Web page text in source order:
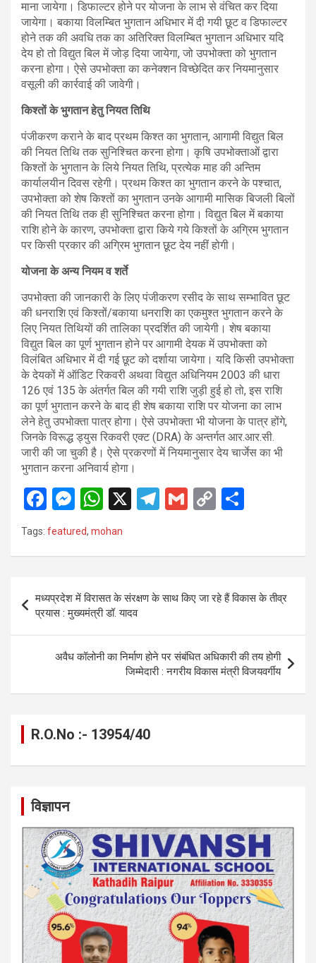
माना जायेगा। डिफाल्टर होने पर योजना के लाभ से वंचित कर दिया
जायेगा। बकाया विलम्बित भुगतान अधिभार में दी गयी छूट व डिफाल्टर
होने तक की अवधि तक का अतिरिक्त विलम्बित भुगतान अधिभार यदि
देय हो तो विद्युत बिल में जोड़ दिया जायेगा, जो उपभोक्ता को भुगतान
करना होगा। ऐसे उपभोक्ता का कनेक्शन विच्छेदित कर नियमानुसार
वसूली की कार्रवाई की जावेगी।
किश्तों के भुगतान हेतु नियत तिथि
पंजीकरण कराने के बाद प्रथम किश्त का भुगतान, आगामी विद्युत बिल
की नियत तिथि तक सुनिश्चित करना होगा। कृषि उपभोक्ताओं द्वारा
किश्तों के भुगतान के लिये नियत तिथि, प्रत्येक माह की अन्तिम
कार्यालयीन दिवस रहेगी। प्रथम किश्त का भुगतान करने के पश्चात,
उपभोक्ता को शेष किश्तों का भुगतान उनके आगामी मासिक बिजली बिलों
की नियत तिथि तक ही सुनिश्चित करना होगा। विद्युत बिल में बकाया
राशि होने के कारण, उपभोक्ता द्वारा किये गये किश्तों के अग्रिम भुगतान
पर किसी प्रकार की अग्रिम भुगतान छूट देय नहीं होगी।
योजना के अन्य नियम व शर्ते
उपभोक्ता की जानकारी के लिए पंजीकरण रसीद के साथ सम्भावित छूट
की धनराशि एवं किश्तों/बकाया धनराशि का एकमुश्त भुगतान करने के
लिए नियत तिथियों की तालिका प्रदर्शित की जायेगी। शेष बकाया
विद्युत बिल का पूर्ण भुगतान होने पर आगामी देयक में उपभोक्ता को
विलंबित अधिभार में दी गई छूट को दर्शाया जायेगा। यदि किसी उपभोक्ता
के देयकों में ऑडिट रिकवरी अथवा विद्युत अधिनियम 2003 की धारा
126 एवं 135 के अंतर्गत बिल की गयी राशि जुड़ी हुई हो तो, इस राशि
का पूर्ण भुगतान करने के बाद ही शेष बकाया राशि पर योजना का लाभ
लेने हेतु उपभोक्ता पात्र होगा। ऐसे उपभोक्ता भी योजना के पात्र होंगे,
जिनके विरूद्ध ड्युस रिकवरी एक्ट (DRA) के अन्तर्गत आर.आर.सी.
जारी की जा चुकी है। ऐसे प्रकरणों में नियमानुसार देय चार्जेस का भी
भुगतान करना अनिवार्य होगा।
F
a
ce
o
o
k
M
es
se
g
er
W
h
at
A
p
p
X
T
a
G
C
n
k
Tags: featured, mohan
navigation
मध्यप्रदेश में विरासत के संरक्षण के साथ किए जा रहे हैं विकास के तीव्र
प्रयास : मुख्यमंत्री डॉ. यादव
अवैध कॉलोनी का निर्माण होने पर संबंधित अधिकारी की तय होगी
जिम्मेदारी : नगरीय विकास मंत्री विजयवर्गीय
R.O.No :- 13954/40
विज्ञापन